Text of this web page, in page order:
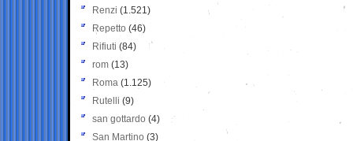
Renzi (1.521)
Repetto (46)
Rifiuti (84)
rom (13)
Roma (1.125)
Rutelli (9)
san gottardo (4)
San Martino (3)